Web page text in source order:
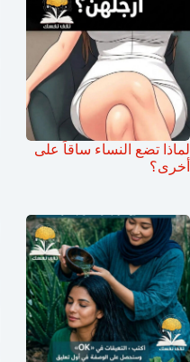
لماذا تضع النساء ساقاً على
أخرى؟